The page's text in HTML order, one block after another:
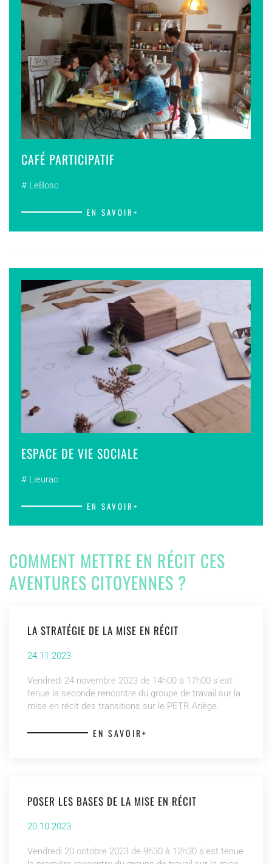
CAFÉ PARTICIPATIF
# LeBosc
EN SAVOIR+
ESPACE DE VIE SOCIALE
# Lieurac
EN SAVOIR+
COMMENT METTRE EN RÉCIT CES
AVENTURES CITOYENNES ?
LA STRATÉGIE DE LA MISE EN RÉCIT
24.11.2023
Vendredi 24 novembre 2023 de 14h00 à 17h00 s'est
tenue la seconde rencontre du groupe de travail sur la
mise en récit des transitions sur le PETR Ariège.
EN SAVOIR+
POSER LES BASES DE LA MISE EN RÉCIT
20.10.2023
Vendredi 20 octobre 2023 de 9h30 à 12h30 s'est tenue